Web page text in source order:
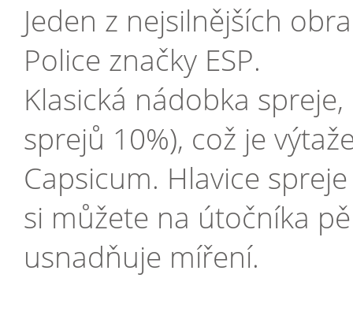
Jeden z nejsilnějších
Police značky ESP.
Klasická nádobka
sprejů 10%), což je
Capsicum. Hlavice
si můžete na útočníka
usnadňuje míření.